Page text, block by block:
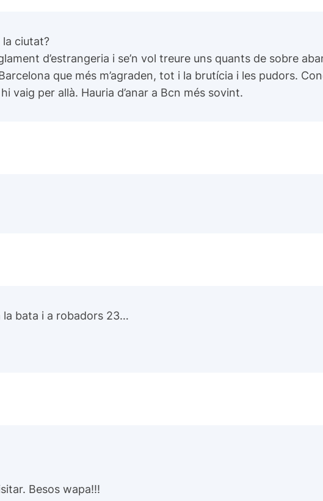
la ciutat?
d’estrangeria i se’n vol treure uns quants de sobre
que més m’agraden, tot i la brutícia i les pudors.
vaig per allà. Hauria d’anar a Bcn més sovint.
la bata i a robadors 23…
Besos wapa!!!